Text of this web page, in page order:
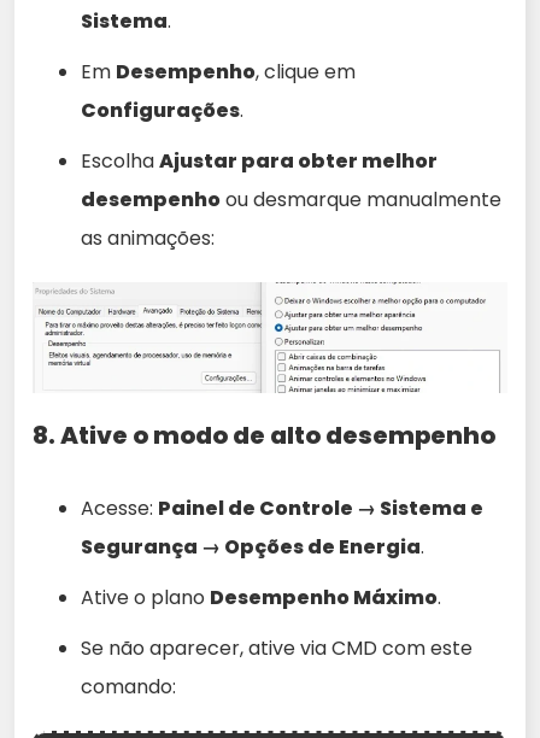
Sistema.
Em Desempenho, clique em
Configurações.
EscolhaAjustar para obter melhor
desempenhoou desmarque manualmente
as animações:
8. Ative o modo de alto desempenho
Acesse: Painel de Controle → Sistema e
Segurança → Opções de Energia.
Ative o plano Desempenho Máximo.
Se não aparecer, ative via CMD com este
comando: